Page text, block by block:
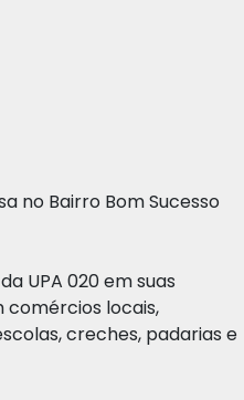
no Bairro Bom Sucesso
UPA 020 em suas
locais,
creches, padarias e